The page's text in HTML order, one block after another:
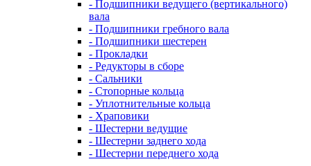
- Подшипники ведущего (вертикального)
вала
- Подшипники гребного вала
- Подшипники шестерен
- Прокладки
- Редукторы в сборе
- Сальники
- Стопорные кольца
- Уплотнительные кольца
- Храповики
- Шестерни ведущие
- Шестерни заднего хода
- Шестерни переднего хода